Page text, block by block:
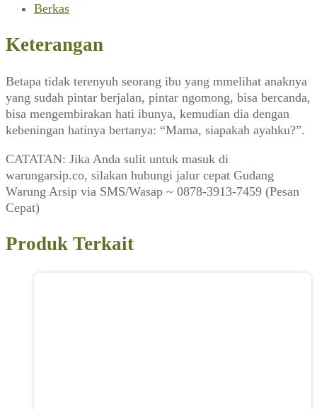
Berkas
Keterangan
Betapa tidak terenyuh seorang ibu yang mmelihat anaknya
yang sudah pintar berjalan, pintar ngomong, bisa bercanda,
bisa mengembirakan hati ibunya, kemudian dia dengan
kebeningan hatinya bertanya: “Mama, siapakah ayahku?”.
CATATAN: Jika Anda sulit untuk masuk di
warungarsip.co, silakan hubungi jalur cepat Gudang
Warung Arsip via SMS/Wasap ~ 0878-3913-7459 (Pesan
Cepat)
Produk Terkait